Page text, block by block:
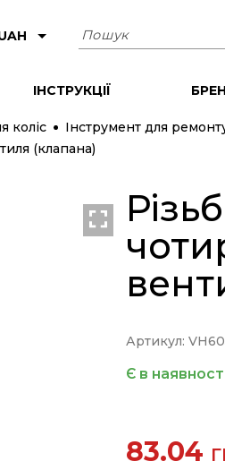
Пошук
ІНСТРУКЦІЇ
коліс Інструмент для
(клапана)
Артикул:
Є в
83.04